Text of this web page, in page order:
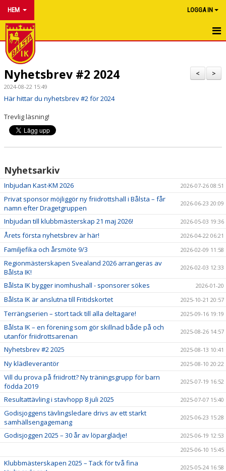
HEM LOGGA IN
HEM
NYHETER
OM KLUBBEN
FÖRENINGSINFO
BÖRJA FRIIDROTTA
HALLBYGGE
REGIONMÄSTERSKAPEN 2026
>
<
Nyhetsbrev #2 2024
2024-08-22 15:49
Här hittar du nyhetsbrev #2 för 2024
Trevlig läsning!
Nyhetsarkiv
Inbjudan Kast-KM 2026 2026-07-26 08:51
Privat sponsor möjliggör ny friidrottshall i Bålsta – får
namn efter Dragetgruppen
2026-06-23 20:09
Inbjudan till klubbmästerskap 21 maj 2026! 2026-05-03 19:36
Årets första nyhetsbrev är här! 2026-04-22 06:21
Familjefika och årsmöte 9/3 2026-02-09 11:58
Regionmästerskapen Svealand 2026 arrangeras av
Bålsta IK!
2026-02-03 12:33
Bålsta IK bygger inomhushall - sponsorer sökes 2026-01-20
Bålsta IK är anslutna till Fritidskortet 2025-10-21 20:57
Terrängserien – stort tack till alla deltagare! 2025-09-16 19:19
Bålsta IK – en förening som gör skillnad både på och
utanför friidrottsarenan
2025-08-26 14:57
Nyhetsbrev #2 2025 2025-08-13 10:41
Ny klädleverantör 2025-08-10 20:22
Vill du prova på friidrott? Ny träningsgrupp för barn
födda 2019
2025-07-19 16:52
Resultattävling i stavhopp 8 juli 2025 2025-07-07 15:40
Godisjoggens tävlingsledare drivs av ett starkt
samhällsengagemang
2025-06-23 15:28
Godisjoggen 2025 – 30 år av löparglädje!
2025-06-19 12:53
2025-06-10 15:45
Klubbmästerskapen 2025 – Tack för två fina
2025-05-24 16:58